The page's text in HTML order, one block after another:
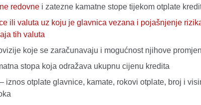
redovne i zatezne kamatne stope tijekom otplate
ili valuta uz koju je glavnica vezana i pojašnjenje
tih valuta
koje se zaračunavaju i mogućnost njihove
stopa koja odražava ukupnu cijenu kredita
iznos otplate glavnice, kamate, rokovi otplate, broj i